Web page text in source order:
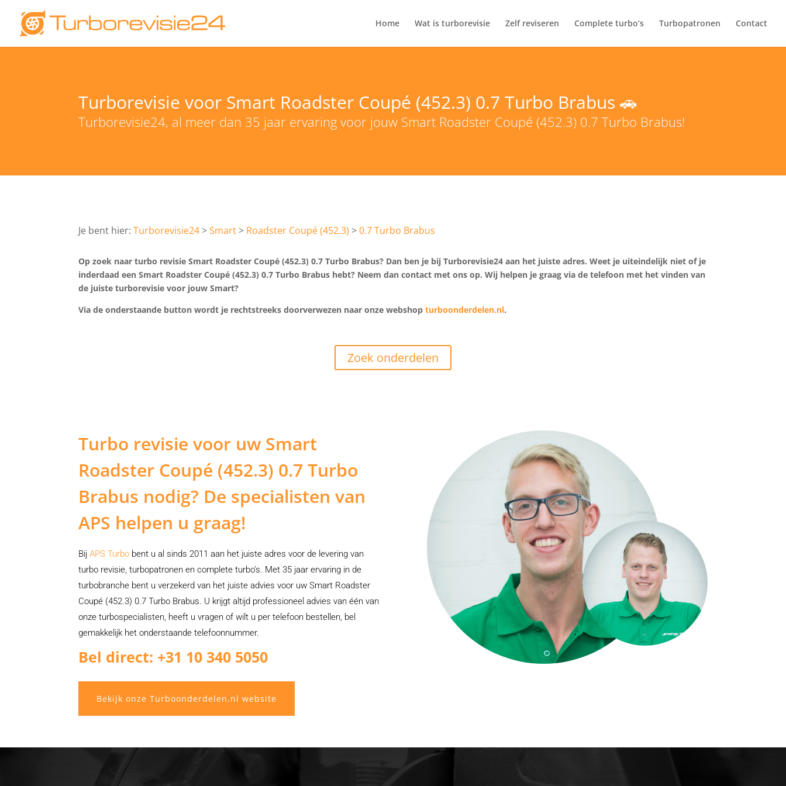
Home Wat is turborevisie Zelf reviseren Complete turbo’s Turbopatronen Contact
Turborevisie voor Smart Roadster Coupé (452.3) 0.7 Turbo Brabus 🚗
Turborevisie24, al meer dan 35 jaar ervaring voor jouw Smart Roadster Coupé (452.3) 0.7 Turbo Brabus!
Turborevisie24 Smart Roadster Coupé (452.3) 0.7 Turbo Brabus
Op zoek naar turbo revisie Smart Roadster Coupé (452.3) 0.7 Turbo Brabus? Dan ben je bij Turborevisie24 aan het juiste adres. Weet je uiteindelijk niet of je
inderdaad een Smart Roadster Coupé (452.3) 0.7 Turbo Brabus hebt? Neem dan contact met ons op. Wij helpen je graag via de telefoon met het vinden van
de juiste turborevisie voor jouw Smart?
Via de onderstaande button wordt je rechtstreeks doorverwezen naar onze webshopturboonderdelen.nl.
Zoek onderdelen
Turbo revisie voor uw Smart
Roadster Coupé (452.3) 0.7 Turbo
Brabus nodig? De specialisten van
APS helpen u graag!
BijAPS Turbo bent u al sinds 2011 aan het juiste adres voor de levering van
turbo revisie, turbopatronen en complete turbo’s. Met 35 jaar ervaring in de
turbobranche bent u verzekerd van het juiste advies voor uw Smart Roadster
Coupé (452.3) 0.7 Turbo Brabus. U krijgt altijd professioneel advies van één van
onze turbospecialisten, heeft u vragen of wilt u per telefoon bestellen, bel
gemakkelijk het onderstaande telefoonnummer.
Bel direct: +31 10 340 5050
Bekijk onze Turboonderdelen.nl website